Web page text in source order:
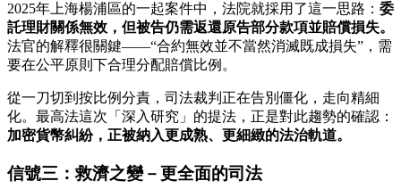
2025年上海楊浦區的一起案件中，法院就採用了這一思路： 委
託理財關係無效，但被告仍需返還原告部分款項並賠償損失。
法官的解釋很關鍵——“合約無效並不當然消滅既成損失”，需
要在公平原則下合理分配賠償比例。
從一刀切到按比例分責，司法裁判正在告別僵化，走向精細
化。最高法這次「深入研究」的提法，正是對此趨勢的確認：
加密貨幣糾紛，正被納入更成熟、更細緻的法治軌道。
信號三：救濟之變－更全面的司法